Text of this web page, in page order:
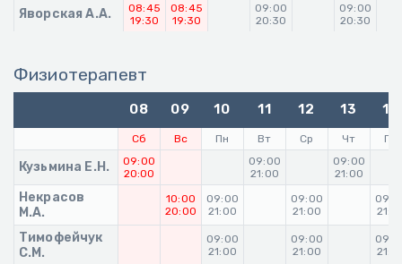
Яворская А.А.
08:45
19:30
08:45
19:30
09:00
20:30
09:00
20:30
Физиотерапевт
08 09 10 11 12 13 14
Сб Вс Пн Вт Ср Чт Пт
Кузьмина Е.Н.
09:00
20:00
09:00
21:00
09:00
21:00
Некрасов
М.А.
10:00
20:00
09:00
21:00
09:00
21:00
Тимофейчук
С.М.
09:00
21:00
09:00
21:00